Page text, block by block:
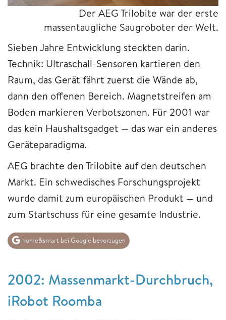
Der AEG Trilobite war der erste
massentaugliche Saugroboter der Welt.
Sieben Jahre Entwicklung steckten darin.
Technik: Ultraschall-Sensoren kartieren den
Raum, das Gerät fährt zuerst die Wände ab,
dann den offenen Bereich. Magnetstreifen am
Boden markieren Verbotszonen. Für 2001 war
das kein Haushaltsgadget — das war ein anderes
Geräteparadigma.
AEG brachte den Trilobite auf den deutschen
Markt. Ein schwedisches Forschungsprojekt
wurde damit zum europäischen Produkt — und
zum Startschuss für eine gesamte Industrie.
home&smart bei Google bevorzugen
2002: Massenmarkt-Durchbruch,
iRobot Roomba